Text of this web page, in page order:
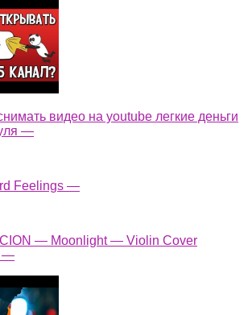
видео на youtube легкие деньги
—
Feelings —
— Moonlight — Violin Cover
—